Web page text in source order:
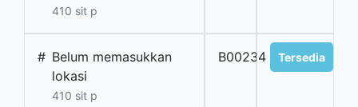
410 sit p
# Belum memasukkan
lokasi
410 sit p
B00234 Tersedia